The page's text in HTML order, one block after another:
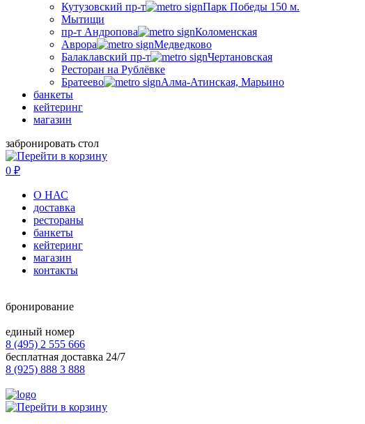
Кутузовский пр-т
Парк Победы 150 м.
Мытищи
пр-т Андропова
Коломенская
Аврора
Медведково
Балаклавский пр-т
Чертановская
Ресторан на Рублёвке
Братеево
Алма-Атинская, Марьино
банкеты
кейтеринг
магазин
забронировать стол
0 ₽
О НАС
доставка
рестораны
банкеты
кейтеринг
магазин
контакты
бронирование
единый номер
8 (495) 2 555 666
бесплатная доставка 24/7
8 (925) 888 3 888